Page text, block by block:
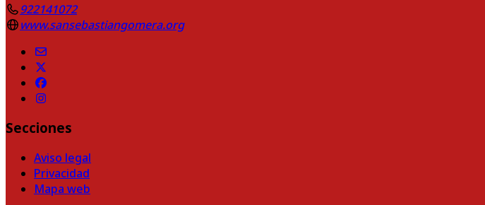
922141072
www.sansebastiangomera.org
Secciones
Aviso legal
Privacidad
Mapa web